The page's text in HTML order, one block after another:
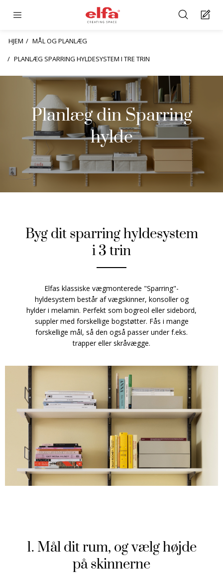
HJEM
MÅL OG PLANLÆG
PLANLÆG SPARRING HYLDESYSTEM I TRE TRIN
Planlæg din Sparring
hylde
Byg dit sparring hyldesystem
i 3 trin
Elfas klassiske vægmonterede "Sparring"-
hyldesystem består af vægskinner, konsoller og
hylder i melamin. Perfekt som bogreol eller sidebord,
suppler med forskellige bogstøtter. Fås i mange
forskellige mål, så den også passer under f.eks.
trapper eller skråvægge.
1. Mål dit rum, og vælg højde
på skinnerne